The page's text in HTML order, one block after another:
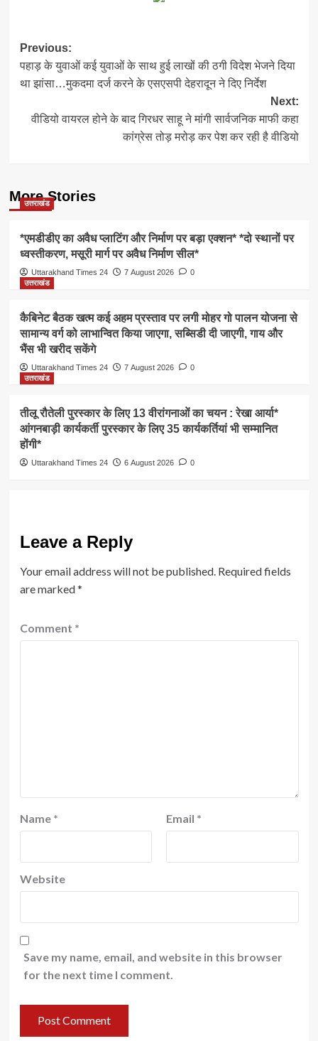
Post
navigation
Previous:
पहाड़ के युवाओं कई युवाओं के साथ हुई लाखों की ठगी विदेश भेजने दिया
था झांसा…मुकदमा दर्ज करने के एसएसपी देहरादून ने दिए निर्देश
Next:
वीडियो वायरल होने के बाद गिरधर साहू ने मांगी सार्वजनिक माफी कहा
कांग्रेस तोड़ मरोड़ कर पेश कर रही है वीडियो
More Stories
उत्तराखंड
*एमडीडीए का अवैध प्लाटिंग और निर्माण पर बड़ा एक्शन* *दो स्थानों पर
ध्वस्तीकरण, मसूरी मार्ग पर अवैध निर्माण सील*
Uttarakhand Times 24 7 August 2026
0
उत्तराखंड
कैबिनेट बैठक खत्म कई अहम प्रस्ताव पर लगी मोहर गो पालन योजना से
सामान्य वर्ग को लाभान्वित किया जाएगा, सब्सिडी दी जाएगी, गाय और
भैंस भी खरीद सकेंगे
Uttarakhand Times 24 7 August 2026
0
उत्तराखंड
तीलू रौतेली पुरस्कार के लिए 13 वीरांगनाओं का चयन : रेखा आर्या*
आंगनबाड़ी कार्यकर्ती पुरस्कार के लिए 35 कार्यकर्तियां भी सम्मानित
होंगी*
Uttarakhand Times 24 6 August 2026 0
Leave a Reply
Your email address will not be published. Required fields
are marked*
Comment *
Name * Email *
Website
Save my name, email, and website in this browser
for the next time I comment.